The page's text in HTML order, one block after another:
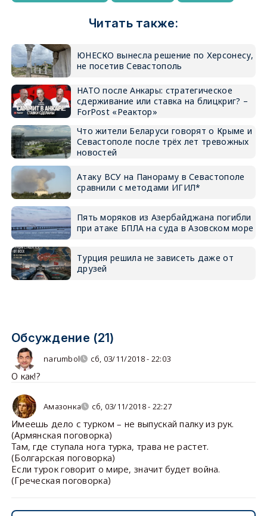
Читать также:
ЮНЕСКО вынесла решение по Херсонесу,
не посетив Севастополь
НАТО после Анкары: стратегическое
сдерживание или ставка на блицкриг? –
ForPost «Реактор»
Что жители Беларуси говорят о Крыме и
Севастополе после трёх лет тревожных
новостей
Атаку ВСУ на Панораму в Севастополе
сравнили с методами ИГИЛ*
Пять моряков из Азербайджана погибли
при атаке БПЛА на суда в Азовском море
Турция решила не зависеть даже от
друзей
Обсуждение (21)
narumbol сб, 03/11/2018 - 22:03
О как!?
Амазонка сб, 03/11/2018 - 22:27
Имеешь дело с турком – не выпускай палку из рук.
(Армянская поговорка)
Там, где ступала нога турка, трава не растет.
(Болгарская поговорка)
Если турок говорит о мире, значит будет война.
(Греческая поговорка)